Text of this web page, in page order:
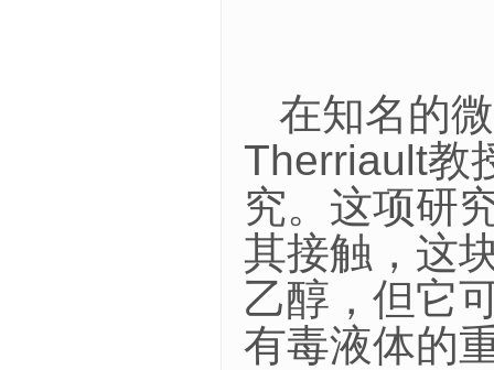
在知名的
Therriault教
究。这项研
其接触，这
乙醇，但它
有毒液体的